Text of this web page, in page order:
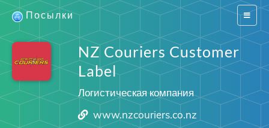
Switch
Посылки
NZ Couriers Customer
Label
Логистическая компания
www.nzcouriers.co.nz